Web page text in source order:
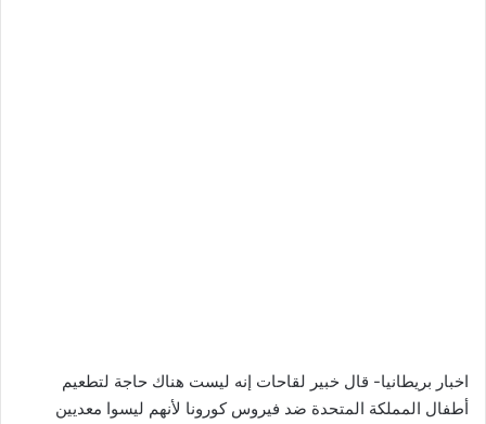
اخبار بريطانيا- قال خبير لقاحات إنه ليست هناك حاجة لتطعيم
أطفال المملكة المتحدة ضد فيروس كورونا لأنهم ليسوا معديين